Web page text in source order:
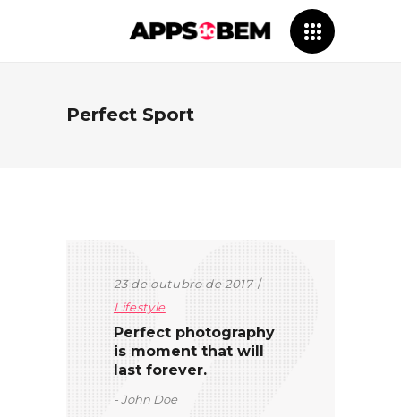
Perfect Sport
23 de outubro de 2017
Lifestyle
Perfect photography
is moment that will
last forever.
John Doe